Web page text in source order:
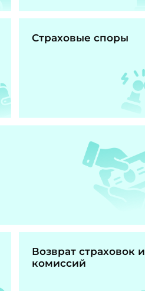
Страховые споры
Возврат страховок и
комиссий